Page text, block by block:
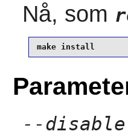
Nå, som
make install
--